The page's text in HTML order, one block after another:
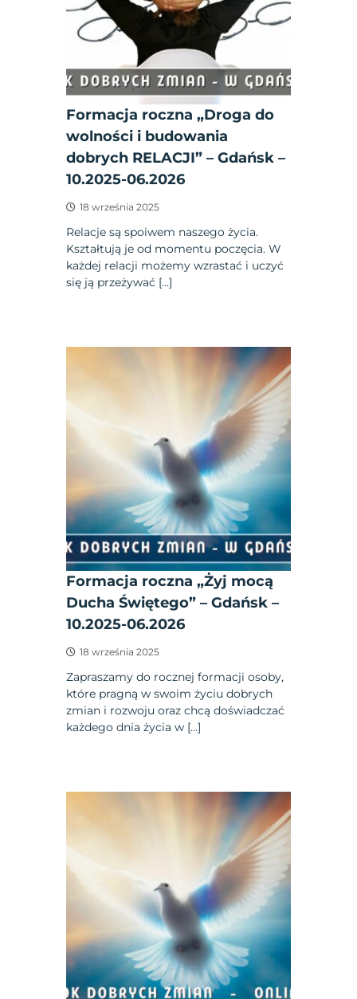
Formacja roczna „Droga do
wolności i budowania
dobrych RELACJI” – Gdańsk –
10.2025-06.2026
18 września 2025
Relacje są spoiwem naszego życia.
Kształtują je od momentu poczęcia. W
każdej relacji możemy wzrastać i uczyć
się ją przeżywać […]
Formacja roczna „Żyj mocą
Ducha Świętego” – Gdańsk –
10.2025-06.2026
18 września 2025
Zapraszamy do rocznej formacji osoby,
które pragną w swoim życiu dobrych
zmian i rozwoju oraz chcą doświadczać
każdego dnia życia w […]